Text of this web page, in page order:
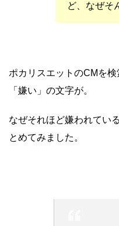
ど、なぜそ
ポカリスエットのCMを
「嫌い」の文字が。
なぜそれほど嫌われてい
とめてみました。